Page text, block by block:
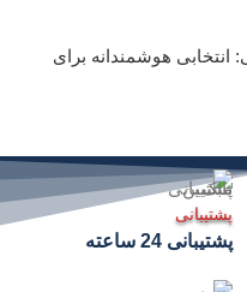
هوشمندانه برای
پشتیبانی
پشتیبانی 24 ساعته